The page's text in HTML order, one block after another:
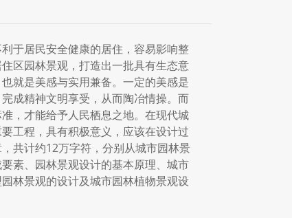
于居民安全健康的居住，容易影响整
区园林景观，打造出一批具有生态意
就是美感与实用兼备。一定的美感是
成精神文明享受，从而陶冶情操。而
，才能给予人民栖息之地。在现代城
工程，具有积极意义，应该在设计过
共计约12万字符，分别从城市园林景
素、园林景观设计的基本原理、城市
林景观的设计及城市园林植物景观设